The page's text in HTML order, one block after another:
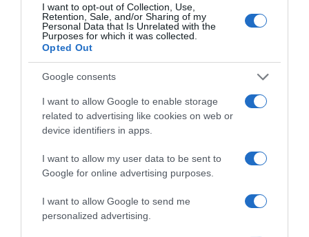
I want to opt-out of Collection, Use,
Retention, Sale, and/or Sharing of my
Personal Data that Is Unrelated with the
Purposes for which it was collected.
Opted Out
Google consents
I want to allow Google to enable storage
related to advertising like cookies on web or
device identifiers in apps.
I want to allow my user data to be sent to
Google for online advertising purposes.
I want to allow Google to send me
personalized advertising.
+1. Életvitellel kapcsolatos problémák
A férfiaknak nem tetszenek a dohányzó nők – vagy
helyesebben a férfiak az olyan nőket szeretik, akik nem
dohányoznak. Ugyanakkor a szakítási okok között van
az is, ha egy nő rendetlen, ha nincs hobbija, ha nincsenek
céljai, ha nem tudja elmondani, hogy mit szeret a
szexben, és ha nem tud üvöltözés nélkül kommunikálni.
6 árulkodó jel, miként viselkedik egy
férfi, akinek hiányzik egy nő
Megosztás: Twitter
Címkék: párkapcsolat,szakítás